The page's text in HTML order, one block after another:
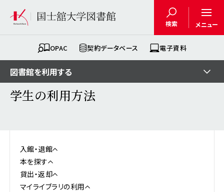
検索 メニュー
OPAC 契約データベース 電子資料
学生の利用方法
入館・退館
本を探す
貸出・返却
マイライブラリの利用
図書館を利用する